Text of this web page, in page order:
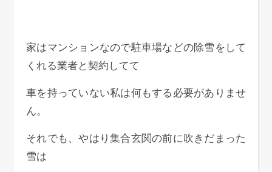
家はマンションなので駐車場などの除雪をして
くれる業者と契約してて
車を持っていない私は何もする必要がありませ
ん。
それでも、やはり集合玄関の前に吹きだまった
雪は